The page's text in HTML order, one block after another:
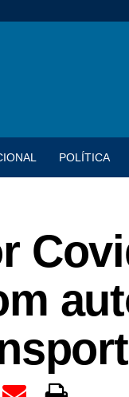
POLÍTICA